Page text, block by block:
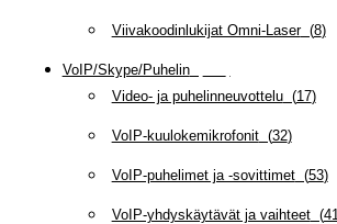
Viivakoodinlukijat Omni-Laser(8)
VoIP/Skype/Puhelin(
Video- ja puhelinneuvottelu(17)
VoIP-kuulokemikrofonit(32)
VoIP-puhelimet ja -sovittimet(53)
VoIP-yhdyskäytävät ja vaihteet(41